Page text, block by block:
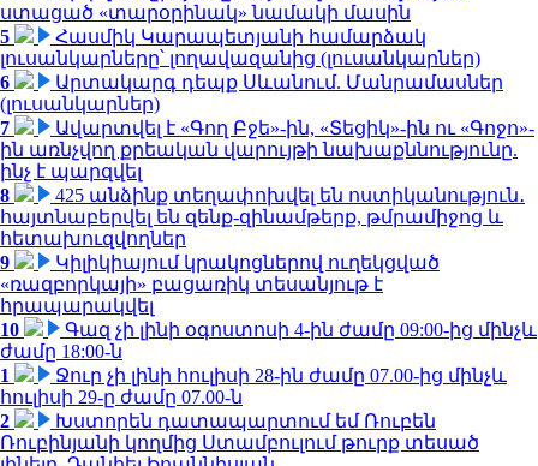
ստացած «տարօրինակ» նամակի մասին
5
Հասմիկ Կարապետյանի համարձակ
լուսանկարները՝ լողավազանից (լուսանկարներ)
6
Արտակարգ դեպք Սևանում. Մանրամասներ
(լուսանկարներ)
7
Ավարտվել է «Գող Բջե»-ին, «Տեցիկ»-ին ու «Գոջո»-
ին առնչվող քրեական վարույթի նախաքննությունը.
ինչ է պարզվել
8
425 անձինք տեղափոխվել են ոստիկանություն․
հայտնաբերվել են զենք-զինամթերք, թմրամիջոց և
հետախուզվողներ
9
Կիլիկիայում կրակոցներով ուղեկցված
«ռազբորկայի» բացառիկ տեսանյութ է
հրապարակվել
10
Գազ չի լինի օգոստոսի 4-ին ժամը 09:00-ից մինչև
ժամը 18:00-ն
1
Ջուր չի լինի հուլիսի 28-ին ժամը 07.00-ից մինչև
հուլիսի 29-ը ժամը 07.00-ն
2
Խստորեն դատապարտում եմ Ռուբեն
Ռուբինյանի կողմից Ստամբուլում թուրք տեսած